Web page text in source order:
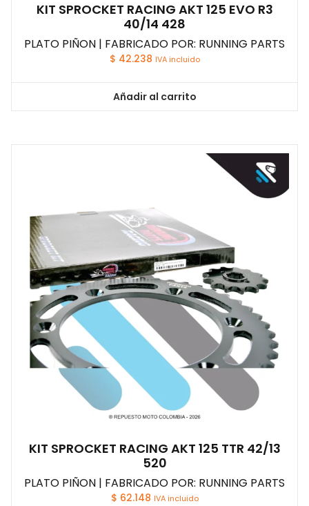
KIT SPROCKET RACING AKT 125 EVO R3
40/14 428
PLATO PIÑON | FABRICADO POR: RUNNING PARTS
$ 42.238 IVA incluido
Añadir al carrito
KIT SPROCKET RACING AKT 125 TTR 42/13
520
PLATO PIÑON | FABRICADO POR: RUNNING PARTS
$ 62.148 IVA incluido